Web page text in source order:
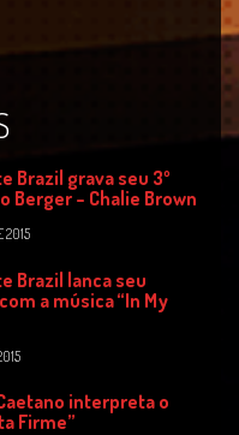
Brazil grava seu 3º
Berger – Chalie Brown
2015
Brazil lanca seu
a música “In My
interpreta o
Firme”